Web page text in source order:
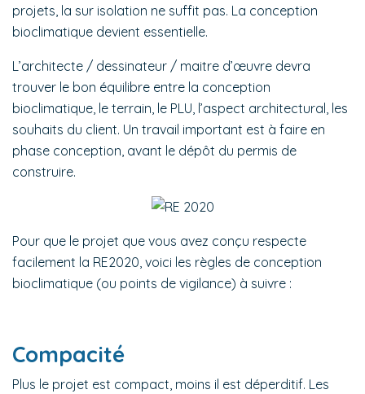
projets, la sur isolation ne suffit pas. La conception
bioclimatique devient essentielle.
L’architecte / dessinateur / maitre d’œuvre devra
trouver le bon équilibre entre la conception
bioclimatique, le terrain, le PLU, l’aspect architectural, les
souhaits du client. Un travail important est à faire en
phase conception, avant le dépôt du permis de
construire.
Pour que le projet que vous avez conçu respecte
facilement la RE2020, voici les règles de conception
bioclimatique (ou points de vigilance) à suivre :
Compacité
Plus le projet est compact, moins il est déperditif. Les